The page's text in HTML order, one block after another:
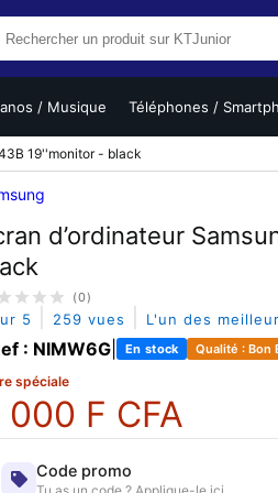
/ Musique Téléphones /
19''monitor - black
d’ordinateur
(0)
5 259 vues L'un des
: NIMW6G En stock Qualité : Bon
spéciale
000 F CFA
Code promo